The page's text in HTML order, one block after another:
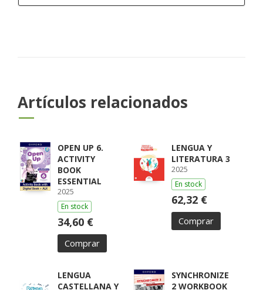
Artículos relacionados
OPEN UP 6.
ACTIVITY
BOOK
ESSENTIAL
2025
En stock
34,60 €
Comprar
LENGUA Y
LITERATURA 3
2025
En stock
62,32 €
Comprar
LENGUA
CASTELLANA Y
SYNCHRONIZE
2 WORKBOOK